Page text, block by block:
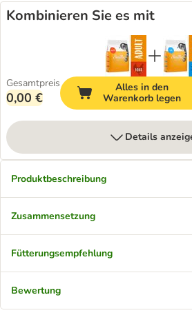
Kombinieren Sie es mit
Gesamtpreis
0,00 €
Alles in den
Warenkorb legen
Details
Produktbeschreibung
Zusammensetzung
Fütterungsempfehlung
Bewertung